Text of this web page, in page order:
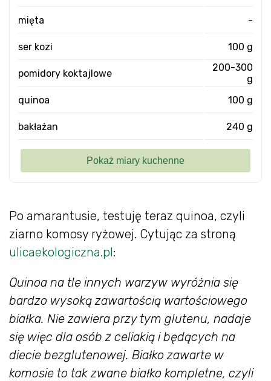
Po amarantusie, testuję teraz quinoa, czyli
ziarno komosy ryżowej. Cytując za stroną
ulicaekologiczna.pl:
Quinoa na tle innych warzyw wyróżnia się
bardzo wysoką zawartością wartościowego
białka. Nie zawiera przy tym glutenu, nadaje
się więc dla osób z celiakią i będących na
diecie bezglutenowej. Białko zawarte w
komosie to tak zwane białko kompletne, czyli
mięta -
ser kozi 100 g
pomidory koktajlowe
200-300
g
quinoa
100 g
bakłażan 240 g